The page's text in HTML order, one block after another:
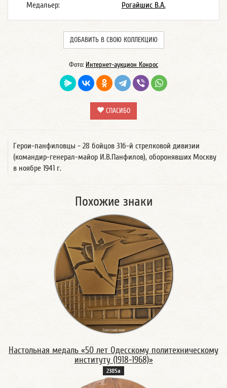
Медальер: Рогайшис В.А.
ДОБАВИТЬ В СВОЮ КОЛЛЕКЦИЮ
Фото: Интернет-аукцион Конрос
СПАСИБО
Герои-панфиловцы - 28 бойцов 31б-й стрелковой дивизии
(командир-генерал-майор И.В.Панфилов), оборонявших Москву
в ноябре 1941 г.
Похожие знаки
Настольная медаль «50 лет Одесскому политехническому
институту (1918-1968)»
2385а